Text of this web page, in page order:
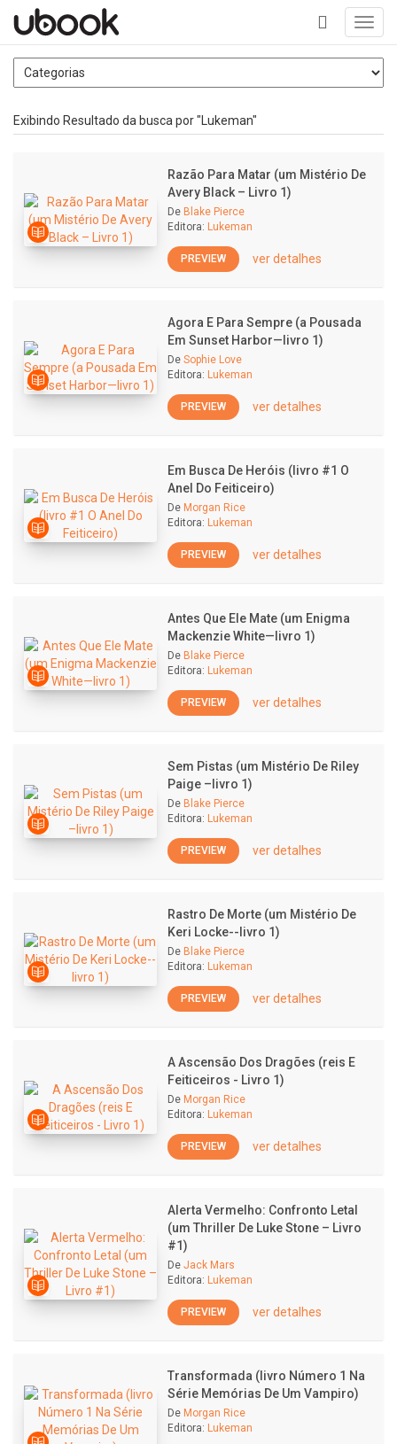
+
Exibindo Resultado da busca por "Lukeman"
Razão Para Matar (um Mistério De
Avery Black – Livro 1)
De Blake Pierce
Editora: Lukeman
PREVIEW ver detalhes
Agora E Para Sempre (a Pousada
Em Sunset Harbor—livro 1)
De Sophie Love
Editora: Lukeman
PREVIEW ver detalhes
Em Busca De Heróis (livro #1 O
Anel Do Feiticeiro)
De Morgan Rice
Editora: Lukeman
PREVIEW ver detalhes
Antes Que Ele Mate (um Enigma
Mackenzie White—livro 1)
De Blake Pierce
Editora: Lukeman
PREVIEW ver detalhes
Sem Pistas (um Mistério De Riley
Paige –livro 1)
De Blake Pierce
Editora: Lukeman
PREVIEW ver detalhes
Rastro De Morte (um Mistério De
Keri Locke--livro 1)
De Blake Pierce
Editora: Lukeman
PREVIEW ver detalhes
A Ascensão Dos Dragões (reis E
Feiticeiros - Livro 1)
De Morgan Rice
Editora: Lukeman
PREVIEW ver detalhes
Alerta Vermelho: Confronto Letal
(um Thriller De Luke Stone – Livro
#1)
De Jack Mars
Editora: Lukeman
PREVIEW ver detalhes
Transformada (livro Número 1 Na
Série Memórias De Um Vampiro)
De Morgan Rice
Editora: Lukeman